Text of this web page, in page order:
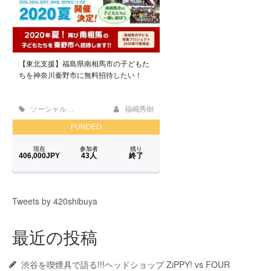
Tweets by 420shibuya
最近の投稿
渋谷を喫煙具で語る!!!ヘッドショップ ZiPPY! vs FOUR